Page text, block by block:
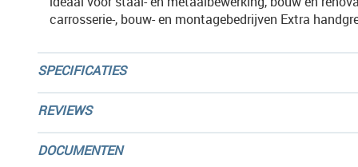
carrosserie-, bouw- en montagebedrijven Extra
SPECIFICATIES
REVIEWS
DOCUMENTEN